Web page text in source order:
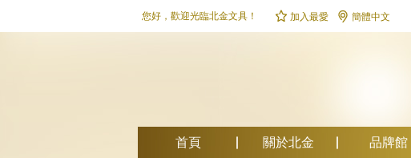
您好，歡迎光臨北金文具！  加入最愛  簡體中文
首頁 關於北金 品牌館